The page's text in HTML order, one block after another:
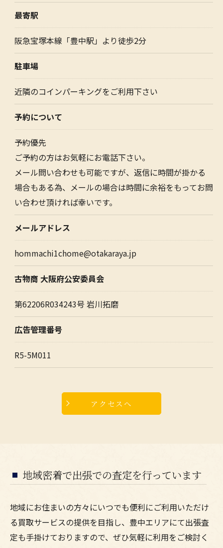
最寄駅
阪急宝塚本線「豊中駅」より徒歩2分
駐車場
近隣のコインパーキングをご利用下さい
予約について
予約優先
ご予約の方はお気軽にお電話下さい。
メール問い合わせも可能ですが、返信に時間が掛かる
場合もある為、メールの場合は時間に余裕をもってお問
い合わせ頂ければ幸いです。
メールアドレス
hommachi1chome@otakaraya.jp
古物商 大阪府公安委員会
第62206R034243号 岩川拓磨
広告管理番号
R5-5M011
アクセスへ
地域密着で出張での査定を行っています
地域にお住まいの方々にいつでも便利にご利用いただけ
る買取サービスの提供を目指し、豊中エリアにて出張査
定も手掛けておりますので、ぜひ気軽に利用をご検討く